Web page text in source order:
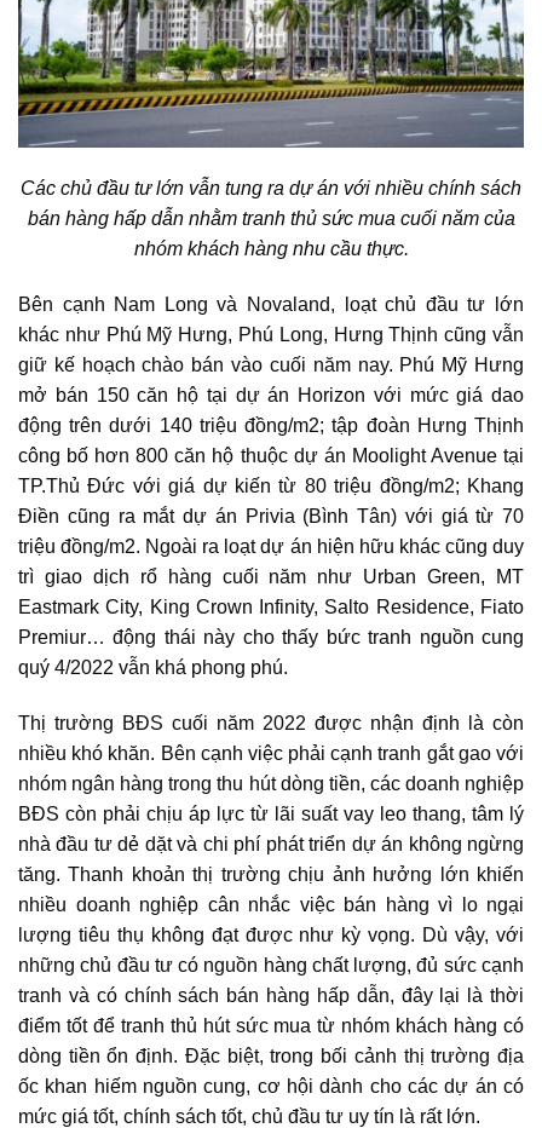
Các chủ đầu tư lớn vẫn tung ra dự án với nhiều chính sách
bán hàng hấp dẫn nhằm tranh thủ sức mua cuối năm của
nhóm khách hàng nhu cầu thực.
Bên cạnh Nam Long và Novaland, loạt chủ đầu tư lớn
khác như Phú Mỹ Hưng, Phú Long, Hưng Thịnh cũng vẫn
giữ kế hoạch chào bán vào cuối năm nay. Phú Mỹ Hưng
mở bán 150 căn hộ tại dự án Horizon với mức giá dao
động trên dưới 140 triệu đồng/m2; tập đoàn Hưng Thịnh
công bố hơn 800 căn hộ thuộc dự án Moolight Avenue tại
TP.Thủ Đức với giá dự kiến từ 80 triệu đồng/m2; Khang
Điền cũng ra mắt dự án Privia (Bình Tân) với giá từ 70
triệu đồng/m2. Ngoài ra loạt dự án hiện hữu khác cũng duy
trì giao dịch rổ hàng cuối năm như Urban Green, MT
Eastmark City, King Crown Infinity, Salto Residence, Fiato
Premiur… động thái này cho thấy bức tranh nguồn cung
quý 4/2022 vẫn khá phong phú.
Thị trường BĐS cuối năm 2022 được nhận định là còn
nhiều khó khăn. Bên cạnh việc phải cạnh tranh gắt gao với
nhóm ngân hàng trong thu hút dòng tiền, các doanh nghiệp
BĐS còn phải chịu áp lực từ lãi suất vay leo thang, tâm lý
nhà đầu tư dẻ dặt và chi phí phát triển dự án không ngừng
tăng. Thanh khoản thị trường chịu ảnh hưởng lớn khiến
nhiều doanh nghiệp cân nhắc việc bán hàng vì lo ngại
lượng tiêu thụ không đạt được như kỳ vọng. Dù vậy, với
những chủ đầu tư có nguồn hàng chất lượng, đủ sức cạnh
tranh và có chính sách bán hàng hấp dẫn, đây lại là thời
điểm tốt để tranh thủ hút sức mua từ nhóm khách hàng có
dòng tiền ổn định. Đặc biệt, trong bối cảnh thị trường địa
ốc khan hiếm nguồn cung, cơ hội dành cho các dự án có
mức giá tốt, chính sách tốt, chủ đầu tư uy tín là rất lớn.